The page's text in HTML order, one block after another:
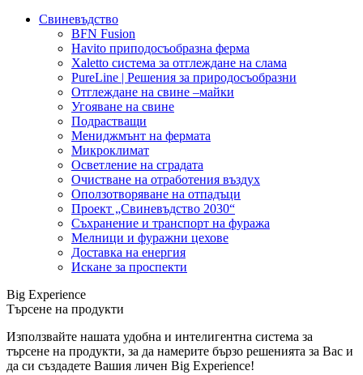
Свиневъдство
BFN Fusion
Havito приподосъобразна ферма
Xaletto система за отглеждане на слама
PureLine | Решения за природосъобразни
Отглеждане на свине –майки
Угояване на свине
Подрастващи
Мениджмънт на фермата
Микроклимат
Осветление на сградата
Очистване на отработения въздух
Оползотворяване на отпадъци
Проект „Свиневъдство 2030“
Съхранение и транспорт на фуража
Мелници и фуражни цехове
Доставка на енергия
Искане за проспекти
Big Experience
Търсене на продукти
Използвайте нашата удобна и интелигентна система за
търсене на продукти, за да намерите бързо решенията за Вас и
да си създадете Вашия личен Big Experience!